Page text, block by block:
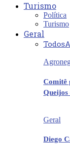
Turismo
Política
Turismo
Geral
Todos
Comitê
Queijos
Geral
Diego